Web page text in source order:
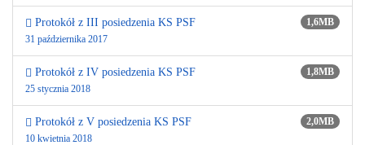
1,6MB
Protokół z III posiedzenia KS PSF
31 października 2017
1,8MB
Protokół z IV posiedzenia KS PSF
25 stycznia 2018
2,0MB
Protokół z V posiedzenia KS PSF
10 kwietnia 2018